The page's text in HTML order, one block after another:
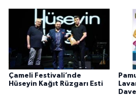
Çameli Festivali’nde
Hüseyin Kağıt Rüzgarı Esti